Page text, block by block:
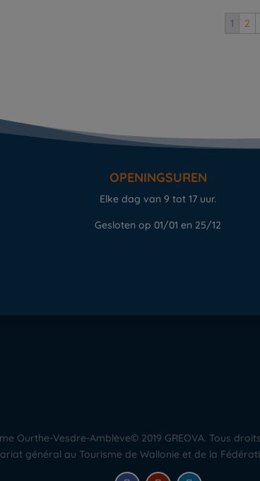
1 2
OPENINGSUREN
Elke dag van 9 tot 17 uur.
Gesloten op 01/01 en 25/12
Ourthe-Vesdre-Amblève© 2019 GREOVA. Tous
général au Tourisme de Wallonie et de la